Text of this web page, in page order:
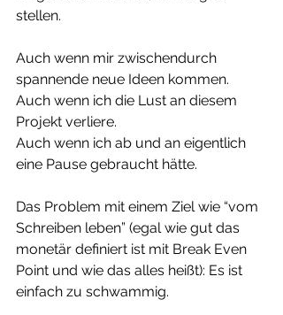
stellen.
Auch wenn mir zwischendurch
spannende neue Ideen kommen.
Auch wenn ich die Lust an diesem
Projekt verliere.
Auch wenn ich ab und an eigentlich
eine Pause gebraucht hätte.
Das Problem mit einem Ziel wie “vom
Schreiben leben” (egal wie gut das
monetär definiert ist mit Break Even
Point und wie das alles heißt): Es ist
einfach zu schwammig.